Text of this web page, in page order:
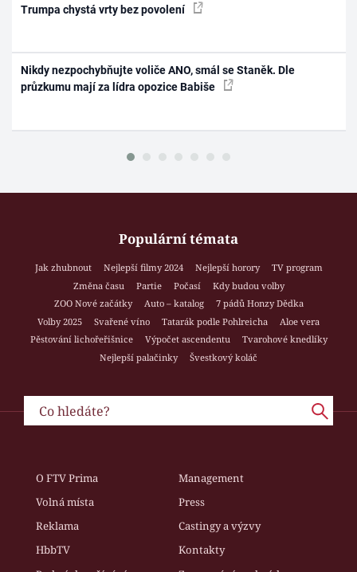
Trumpa chystá vrty bez povolení
Nikdy nezpochybňujte voliče ANO, smál se Staněk. Dle
průzkumu mají za lídra opozice Babiše
Populární témata
Jak zhubnout Nejlepší filmy 2024 Nejlepší horory
TV program
Změna času
Partie Počasí
Kdy budou volby
ZOO Nové začátky
Auto – katalog
7 pádů Honzy Dědka
Volby 2025
Svařené víno Tatarák podle Pohlreicha
Aloe vera
Pěstování lichořeřišnice
Výpočet ascendentu
Tvarohové knedlíky
Nejlepší palačinky
Švestkový koláč
O FTV Prima
Management
Volná místa
Press
Reklama
Castingy a výzvy
HbbTV
Kontakty